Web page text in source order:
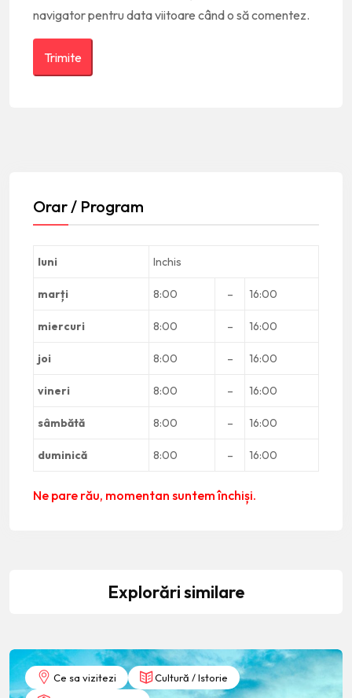
navigator pentru data viitoare când o să comentez.
Orar / Program
luni Inchis
marți 8:00 – 16:00
miercuri 8:00 – 16:00
joi 8:00 – 16:00
vineri 8:00 – 16:00
sâmbătă 8:00 – 16:00
duminică 8:00 – 16:00
Ne pare rău, momentan suntem închiși.
Explorări similare
Ce sa vizitezi
Cultură / Istorie